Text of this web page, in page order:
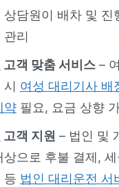
상담원이 배차 및 진
관리
고객 맞춤 서비스–
시 여성 대리기사 배
약필요, 요금 상향
고객 지원 – 법인 및
상으로 후불 결제,
등 법인 대리운전 서